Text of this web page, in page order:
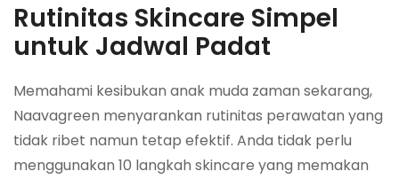
Rutinitas Skincare Simpel
untuk Jadwal Padat
Memahami kesibukan anak muda zaman sekarang,
Naavagreen menyarankan rutinitas perawatan yang
tidak ribet namun tetap efektif. Anda tidak perlu
menggunakan 10 langkah skincare yang memakan